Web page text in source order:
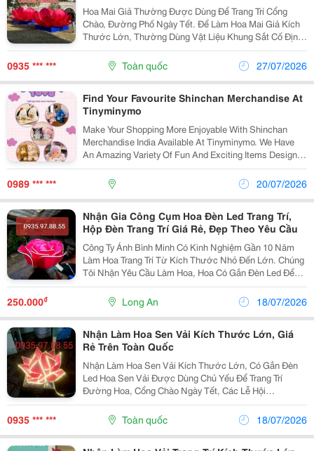
Hoa Mai Giả Thường Được Dùng Để Trang Trí Cổng
Chào, Đường Phố Ngày Tết. Để Làm Hoa Mai Giả Kích
Thước Lớn, Thường Dùng Vật Liệu Khung Sắt Cố Định,
Cánh Hoa Được Làm Bằng Vải Phi, Với Ưu Điểm: Vải
Phi Có Độ Bóng, Chắc Chắn Và Ít Bị Phai Màu Giúp
0935 *** *** Toàn quốc 27/07/2026
Find Your Favourite Shinchan Merchandise At
Tinyminymo
Make Your Shopping More Enjoyable With Shinchan
Merchandise India Available At Tinyminymo. We Have
An Amazing Variety Of Fun And Exciting Items Designed
Around The Famous Shinchan Character. Regardless Of
Whether You Love The Character Or Not, You...
0989 *** *** 20/07/2026
Nhận Gia Công Cụm Hoa Đèn Led Trang Trí,
Hộp Đèn Trang Trí Giá Rẻ, Đẹp Theo Yêu Cầu
Công Ty Ánh Bình Minh Có Kinh Nghiệm Gần 10 Năm
Làm Hoa Trang Trí Từ Kích Thước Nhỏ Đến Lớn. Chúng
Tôi Nhận Yêu Cầu Làm Hoa, Hoa Có Gắn Đèn Led Để
Phục Vụ Cho Gắn Cổng Chào, Trang Trí Sân Khấu,Trang
Trí Đường Phố, Làm Hoa Trang Trí Nhà Thờ, Chùa... ...
250.000₫ Long An 18/07/2026
Nhận Làm Hoa Sen Vải Kích Thước Lớn, Giá
Rẻ Trên Toàn Quốc
Nhận Làm Hoa Sen Vải Kích Thước Lớn, Có Gắn Đèn
Led Hoa Sen Vải Được Dùng Chủ Yếu Để Trang Trí
Đường Hoa, Cổng Chào Ngày Tết, Các Lễ Hội
Hoa...trang Trí Cổng Chùa Nhân Các Ngày Lễ Lớn Như
Lễ Phật Đản, Vu Lan... Chúng Tôi Nhận Làm Hoa Sen
0935 *** *** Toàn quốc 18/07/2026